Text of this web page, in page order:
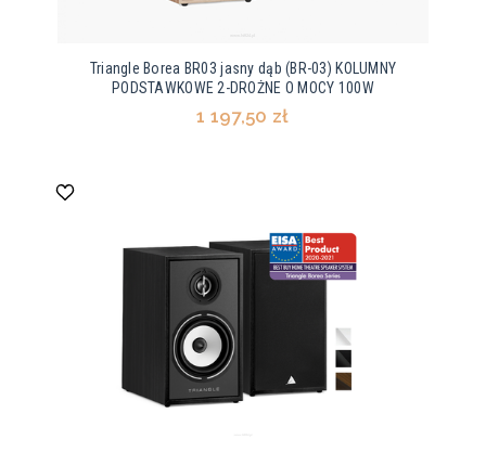
Triangle Borea BR03 jasny dąb (BR-03) KOLUMNY
PODSTAWKOWE 2-DROŻNE O MOCY 100W
1 197,50 zł